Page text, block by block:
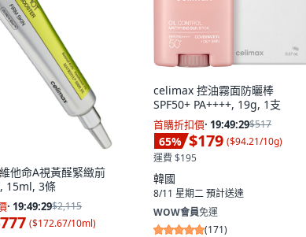
他命A視黃醛緊緻前
15ml, 3條
· 19:49:28$2,115
($172.67/10ml)
celimax 控油霧面防曬棒
SPF50+ PA++++, 19g, 1支
首購折扣價· 19:49:28$517
65% $179 ($94.21/10g)
運費 $195
韓國
8/11 星期二預計送達
WOW會員免運
(171)